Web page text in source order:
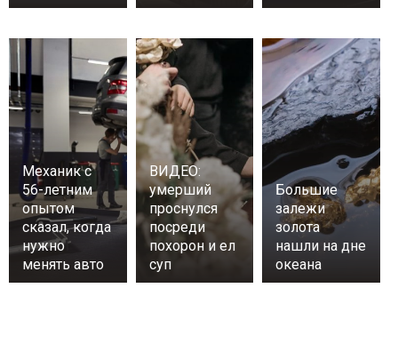
Механик с
56-летним
опытом
сказал, когда
нужно
менять авто
ВИДЕО:
умерший
проснулся
посреди
похорон и ел
суп
Большие
залежи
золота
нашли на дне
океана